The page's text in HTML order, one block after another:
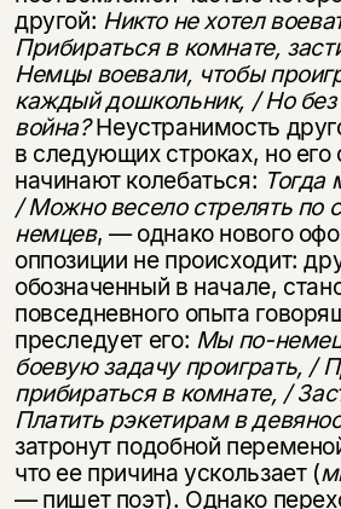
другой: Никто не хотел
Прибираться в комнате,
Немцы воевали, чтобы
каждый до­школьник, / Но
война?Неустранимость
в следующих строках, но его
начинают колебаться:
/ Можно весело стрелять по
немцев, — однако нового
оппозиции не происходит:
обозначенный в начале,
повседневного опыта
преследует его: Мы по-
бое­вую задачу проиграть, /
прибираться в комнате, /
Платить рэкетирам в
затронут подобной
что ее причина ускользает (
— пишет поэт). Однако